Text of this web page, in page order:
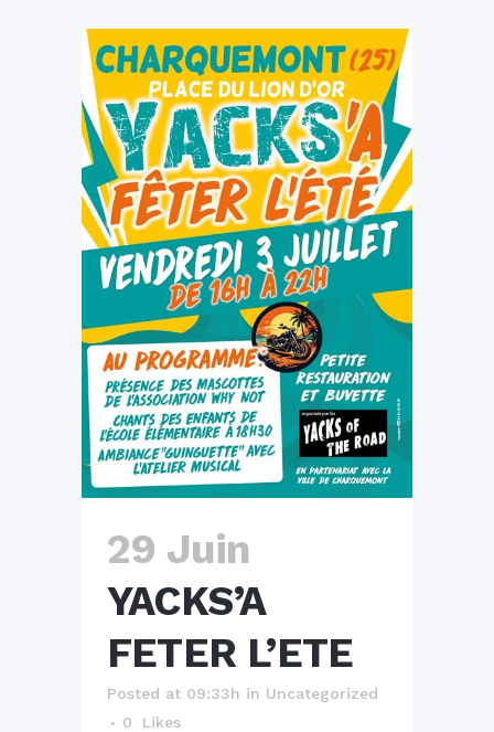
29 Juin
YACKS’A
FETER L’ETE
Posted at 09:33h in Uncategorized
0
Likes